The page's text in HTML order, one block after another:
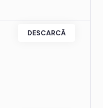
DESCARCĂ